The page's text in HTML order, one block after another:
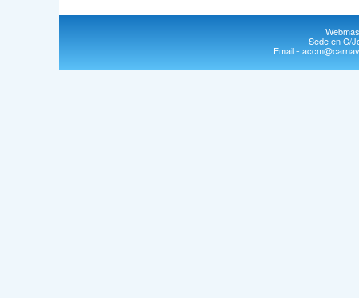
Sede en C/
Email -